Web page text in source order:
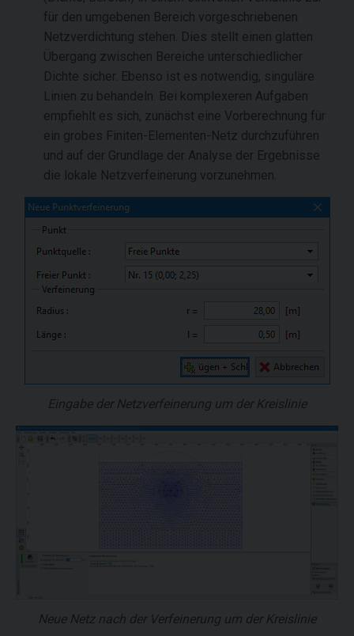
für den umgebenen Bereich vorgeschriebenen
Netzverdichtung stehen. Dies stellt einen glatten
Übergang zwischen Bereiche unterschiedlicher
Dichte sicher. Ebenso ist es notwendig, singuläre
Linien zu behandeln. Bei komplexeren Aufgaben
empfiehlt es sich, zunächst eine Vorberechnung für
ein grobes Finiten-Elementen-Netz durchzuführen
und auf der Grundlage der Analyse der Ergebnisse
die lokale Netzverfeinerung vorzunehmen.
Eingabe der Netzverfeinerung um der Kreislinie
Neue Netz nach der Verfeinerung um der Kreislinie